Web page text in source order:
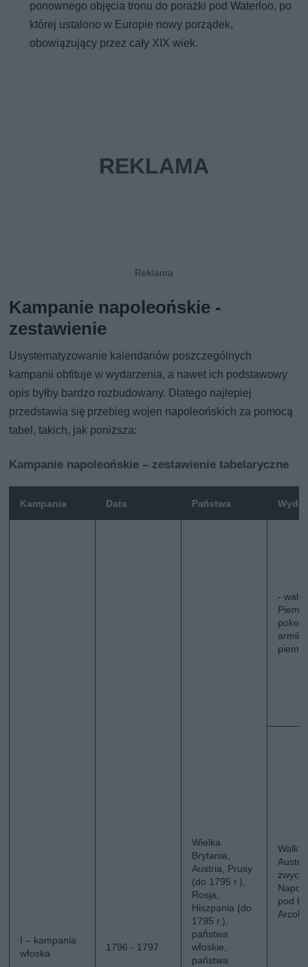
ponownego objęcia tronu do porażki pod Waterloo, po
której ustalono w Europie nowy porządek,
obowiązujący przez cały XIX wiek.
Kampanie napoleońskie -
zestawienie
Usystematyzowanie kalendariów poszczególnych
kampanii obfituje w wydarzenia, a nawet ich podstawowy
opis byłby bardzo rozbudowany. Dlatego najlepiej
przedstawia się przebieg wojen napoleońskich za pomocą
tabel, takich, jak poniższa:
Kampanie napoleońskie – zestawienie tabelaryczne
Kampania Data Państwa
I – kampania
włoska
1796 - 1797
Wielka
Brytania,
Austria, Prusy
(do 1795 r.),
Rosja,
Hiszpania (do
1795 r.),
państwa
włoskie,
państwa
- walki
armii
Walki z
pod
Arcole